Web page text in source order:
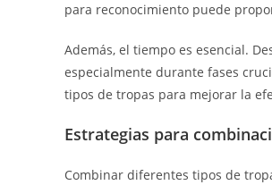
para reconocimiento puede
Además, el tiempo es esencial.
especialmente durante fases
tipos de tropas para mejorar la
Estrategias para
Combinar diferentes tipos de